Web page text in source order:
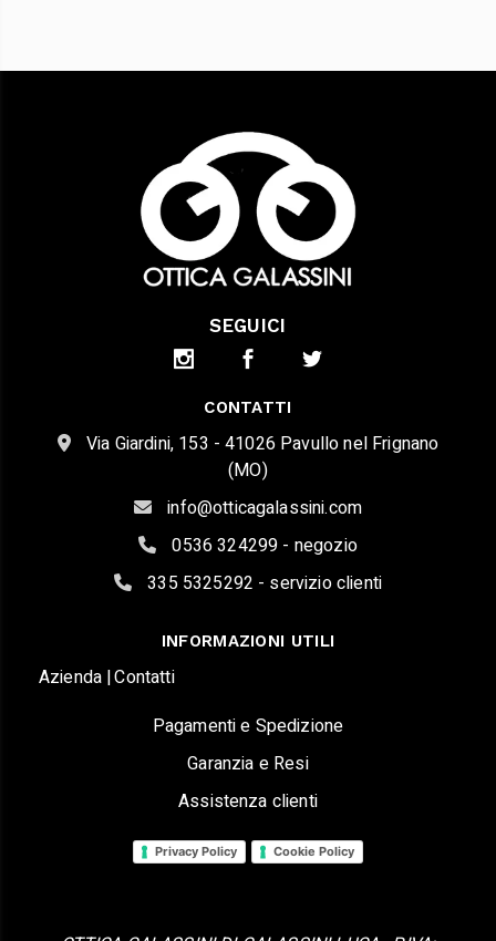
SEGUICI
CONTATTI
Via Giardini, 153 - 41026 Pavullo nel Frignano
(MO)
info@otticagalassini.com
0536 324299 - negozio
335 5325292 - servizio clienti
INFORMAZIONI UTILI
Azienda |Contatti
Pagamenti e Spedizione
Garanzia e Resi
Assistenza clienti
Privacy Policy Cookie Policy